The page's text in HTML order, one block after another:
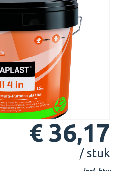
€ 36,17
/ stuk